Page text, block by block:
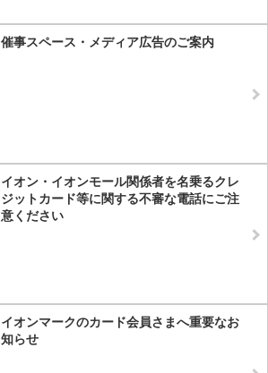
催事スペース・メディア広告のご案内
イオン・イオンモール関係者を名乗るクレ
ジットカード等に関する不審な電話にご注
意ください
イオンマークのカード会員さまへ重要なお
知らせ